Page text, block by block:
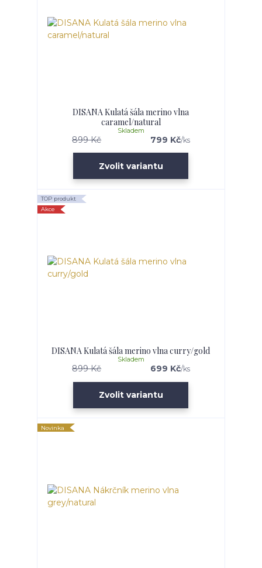
DISANA Kulatá šála merino vlna
caramel/natural
899 Kč 799 Kč/ks
Skladem
Zvolit variantu
TOP produkt
Akce
DISANA Kulatá šála merino vlna curry/gold
899 Kč 699 Kč/ks
Skladem
Zvolit variantu
Novinka